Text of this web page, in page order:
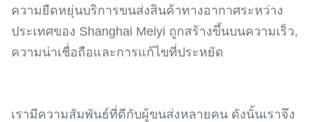
ความยืดหยุ่นบริการขนส่งสินค้าทางอากาศระหว่าง
ประเทศของ Shanghai Meiyi ถูกสร้างขึ้นบนความเร็ว,
ความน่าเชื่อถือและการแก้ไขที่ประหยัด
เรามีความสัมพันธ์ที่ดีกับผู้ขนส่งหลายคน ดังนั้นเราจึง